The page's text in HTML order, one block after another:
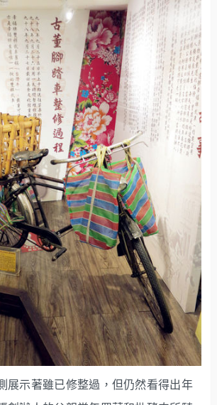
展示著雖已修整過，但仍然看得出年